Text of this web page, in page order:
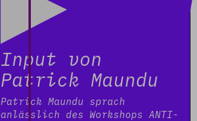
Input von
Patrick Maundu
Patrick Maundu sprach
anlässlich des Workshops ANTI-